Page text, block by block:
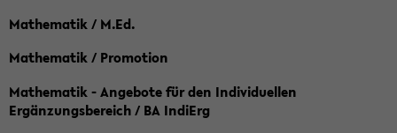
Mathematik / M.Ed.
Mathematik / Promotion
Mathematik - Angebote für den Individuellen
Ergänzungsbereich / BA IndiErg